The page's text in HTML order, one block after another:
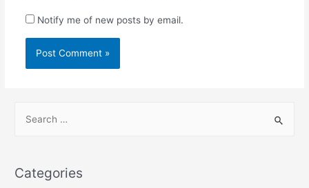
Notify me of new posts by email.
r
Categories